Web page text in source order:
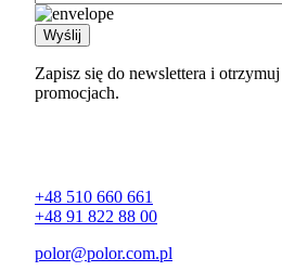
Zapisz się do newslettera i
promocjach.
+48 510 660 661
+48 91 822 88 00
polor@polor.com.pl